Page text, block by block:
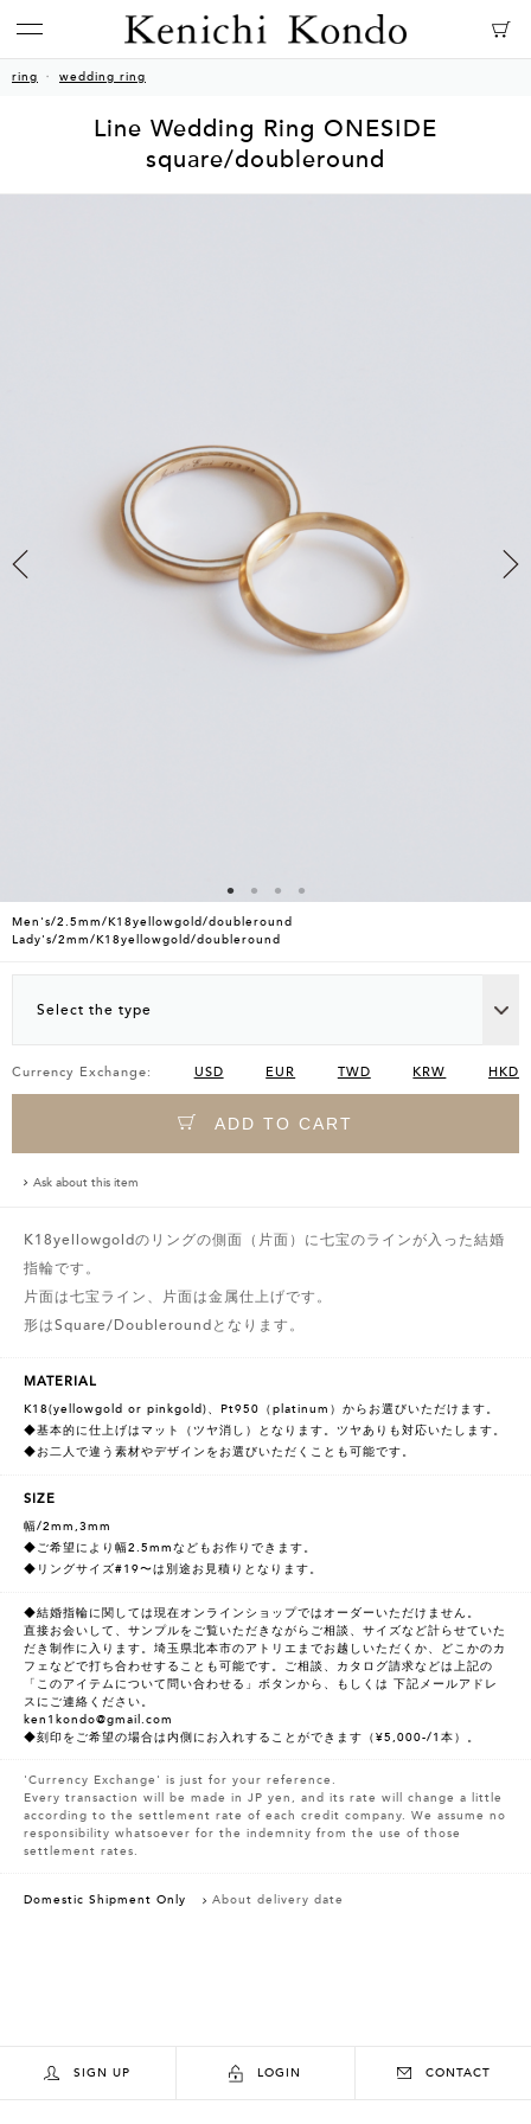
ring wedding ring
Line Wedding Ring ONESIDE
square/doubleround
Men's/2.5mm/K18yellowgold/doubleround
Lady's/2mm/K18yellowgold/doubleround
Select the type
Currency Exchange: USD EUR TWD KRW HKD
ADD TO CART
Ask about this item
K18yellowgoldのリングの側面（片面）に七宝のラインが入った結婚
指輪です。
片面は七宝ライン、片面は金属仕上げです。
形はSquare/Doubleroundとなります。
MATERIAL
K18(yellowgold or pinkgold)、Pt950（platinum）からお選びいただけます。
◆基本的に仕上げはマット（ツヤ消し）となります。ツヤありも対応いたします。
◆お二人で違う素材やデザインをお選びいただくことも可能です。
SIZE
幅/2mm,3mm
◆ご希望により幅2.5mmなどもお作りできます。
◆リングサイズ#19〜は別途お見積りとなります。
◆結婚指輪に関しては現在オンラインショップではオーダーいただけません。
直接お会いして、サンプルをご覧いただきながらご相談、サイズなど計らせていた
だき制作に入ります。埼玉県北本市のアトリエまでお越しいただくか、どこかのカ
フェなどで打ち合わせすることも可能です。ご相談、カタログ請求などは上記の
「このアイテムについて問い合わせる」ボタンから、もしくは 下記メールアドレ
スにご連絡ください。
ken1kondo@gmail.com
◆刻印をご希望の場合は内側にお入れすることができます（¥5,000-/1本）。
'Currency Exchange' is just for your reference.
Every transaction will be made in JP yen, and its rate will change a little
according to the settlement rate of each credit company. We assume no
responsibility whatsoever for the indemnity from the use of those
settlement rates.
Domestic Shipment Only About delivery date
SIGN UP LOGIN CONTACT